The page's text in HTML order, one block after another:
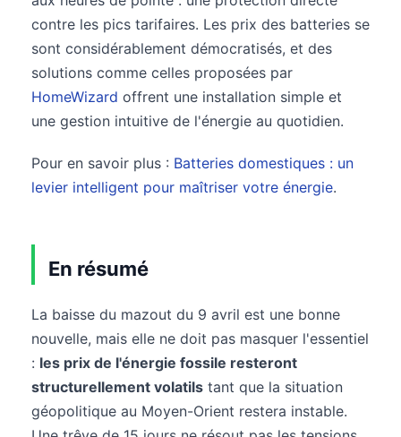
contre les pics tarifaires. Les prix des batteries se
sont considérablement démocratisés, et des
solutions comme celles proposées par
HomeWizard offrent une installation simple et
une gestion intuitive de l'énergie au quotidien.
Pour en savoir plus : Batteries domestiques : un
levier intelligent pour maîtriser votre énergie.
En résumé
La baisse du mazout du 9 avril est une bonne
nouvelle, mais elle ne doit pas masquer l'essentiel
: les prix de l'énergie fossile resteront
structurellement volatils tant que la situation
géopolitique au Moyen-Orient restera instable.